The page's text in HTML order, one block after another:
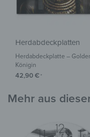
Herdabdeckplatten
Herdabdeckplatte –
Königin
42,90€ *
Mehr aus